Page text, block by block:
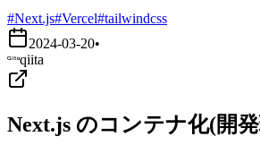
#Next.js#Vercel#tailwindcss
2024-03-20•
qiita
Next.js のコンテナ化(開